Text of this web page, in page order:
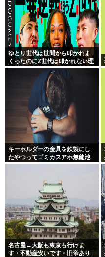
ゆとり世代は世間から叩かれま
くったのにZ世代は叩かれない理
由、マジで謎
キーホルダーの金具を鉄製にし
たやつってゴミカスアホ無能池
沼？
名古屋←大阪も東京も行けま
す・不動産安いです・旧帝あり